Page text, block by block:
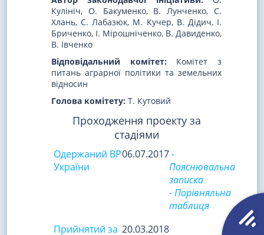
Кулініч, О. Бакуменко, В. Лунченко, С.
Хлань, С. Лабазюк, М. Кучер, В. Дідич, І.
Бриченко, І. Мірошніченко, В. Давиденко,
В. Івченко
Відповідальний комітет:Комітет з
питань аграрної політики та земельних
відносин
Голова комітету: Т. Кутовий
Проходження проекту за
стадіями
Одержаний ВР
України
06.07.2017-
Пояснювальна
записка
- Порівняльна
таблиця
Прийнятий за 20.03.2018